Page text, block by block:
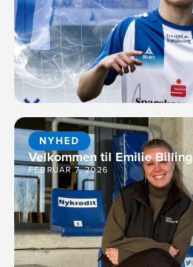
NYHED
Velkommen til Emilie Billing
FEBRUAR 7, 2026